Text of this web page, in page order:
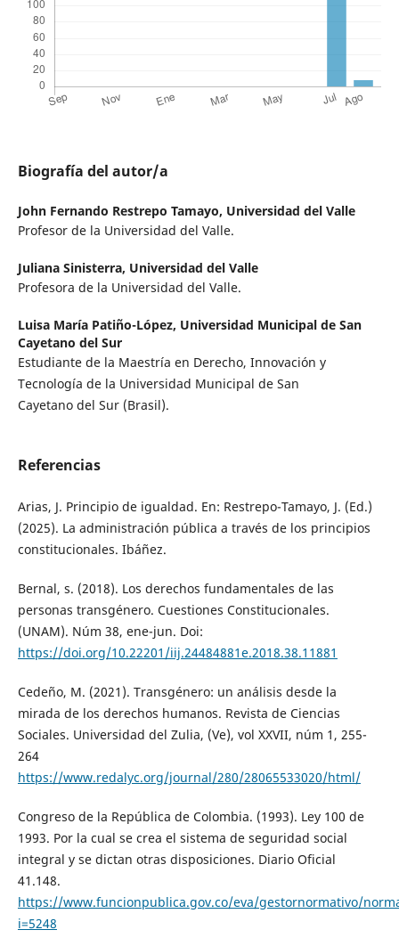
Biografía del autor/a
John Fernando Restrepo Tamayo, Universidad del Valle
Profesor de la Universidad del Valle.
Juliana Sinisterra, Universidad del Valle
Profesora de la Universidad del Valle.
Luisa María Patiño-López, Universidad Municipal de San
Cayetano del Sur
Estudiante de la Maestría en Derecho, Innovación y
Tecnología de la Universidad Municipal de San
Cayetano del Sur (Brasil).
Referencias
Arias, J. Principio de igualdad. En: Restrepo-Tamayo, J. (Ed.)
(2025). La administración pública a través de los principios
constitucionales. Ibáñez.
Bernal, s. (2018). Los derechos fundamentales de las
personas transgénero. Cuestiones Constitucionales.
(UNAM). Núm 38, ene-jun. Doi:
https://doi.org/10.22201/iij.24484881e.2018.38.11881
Cedeño, M. (2021). Transgénero: un análisis desde la
mirada de los derechos humanos. Revista de Ciencias
Sociales. Universidad del Zulia, (Ve), vol XXVII, núm 1, 255-
264
https://www.redalyc.org/journal/280/28065533020/html/
Congreso de la República de Colombia. (1993). Ley 100 de
1993. Por la cual se crea el sistema de seguridad social
integral y se dictan otras disposiciones. Diario Oficial
41.148.
https://www.funcionpublica.gov.co/eva/gestornormativo/
i=5248